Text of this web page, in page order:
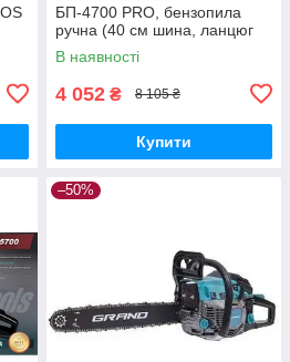
БП-4700 PRO, бензопила
ручна (40 см шина, ланцюг
3/8)
В наявності
4 052 ₴ 8 105 ₴
Купити
–50%